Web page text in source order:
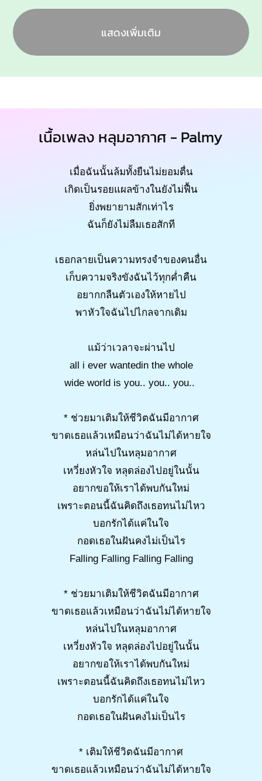
แสดงเพิ่มเติม
เนื้อเพลง หลุมอากาศ - Palmy
เมื่อฉันนั้นล้มทั้งยืนไม่ยอมตื่น
เกิดเป็นรอยแผลข้างในยังไม่ฟื้น
ยิ่งพยายามสักเท่าไร
ฉันก็ยังไม่ลืมเธอสักที
เธอกลายเป็นความทรงจำของคนอื่น
เก็บความจริงขังฉันไว้ทุกค่ำคืน
อยากกลืนตัวเองให้หายไป
พาหัวใจฉันไปไกลจากเดิม
แม้ว่าเวลาจะผ่านไป
all i ever wantedin the whole
wide world is you.. you.. you..
* ช่วยมาเติมให้ชีวิตฉันมีอากาศ
ขาดเธอแล้วเหมือนว่าฉันไม่ได้หายใจ
หล่นไปในหลุมอากาศ
เหวี่ยงหัวใจ หลุดล่องไปอยู่ในนั้น
อยากขอให้เราได้พบกันใหม่
เพราะตอนนี้ฉันคิดถึงเธอทนไม่ไหว
บอกรักได้แค่ในใจ
กอดเธอในฝันคงไม่เป็นไร
Falling Falling Falling Falling
* ช่วยมาเติมให้ชีวิตฉันมีอากาศ
ขาดเธอแล้วเหมือนว่าฉันไม่ได้หายใจ
หล่นไปในหลุมอากาศ
เหวี่ยงหัวใจ หลุดล่องไปอยู่ในนั้น
อยากขอให้เราได้พบกันใหม่
เพราะตอนนี้ฉันคิดถึงเธอทนไม่ไหว
บอกรักได้แค่ในใจ
กอดเธอในฝันคงไม่เป็นไร
* เติมให้ชีวิตฉันมีอากาศ
ขาดเธอแล้วเหมือนว่าฉันไม่ได้หายใจ